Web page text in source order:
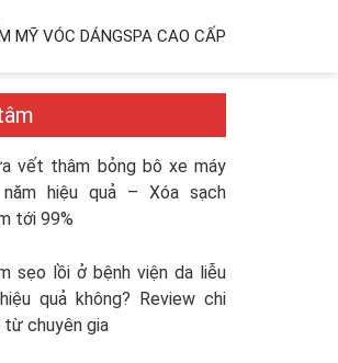
MỸ VÓC DÁNGSPA CAO CẤP
vết thâm bỏng bô xe máy
năm hiệu quả – Xóa sạch
tới 99%
sẹo lồi ở bệnh viện da liễu
quả không? Review chi
chuyên gia